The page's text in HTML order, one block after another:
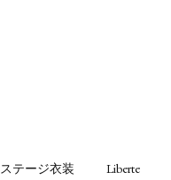
ステージ衣装 Liberte